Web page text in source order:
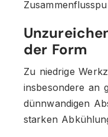
der Form
Zu niedrige
insbesondere an
dünnwandigen
starken